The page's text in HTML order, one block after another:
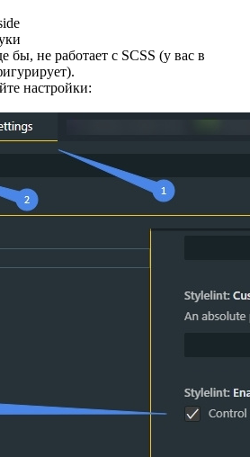
не работает с SCSS (у вас в
настройки: